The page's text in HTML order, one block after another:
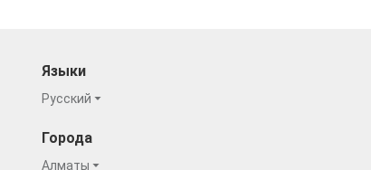
Языки
Русский
Города
Алматы